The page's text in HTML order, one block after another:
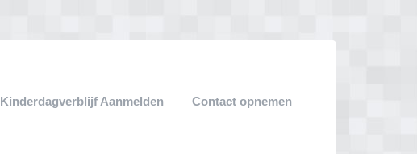
Kinderdagverblijf Aanmelden Contact opnemen